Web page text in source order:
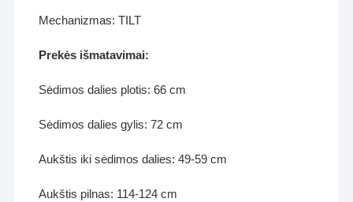
Mechanizmas: TILT
Prekės išmatavimai:
Sėdimos dalies plotis: 66 cm
Sėdimos dalies gylis: 72 cm
Aukštis iki sėdimos dalies: 49-59 cm
Aukštis pilnas: 114-124 cm